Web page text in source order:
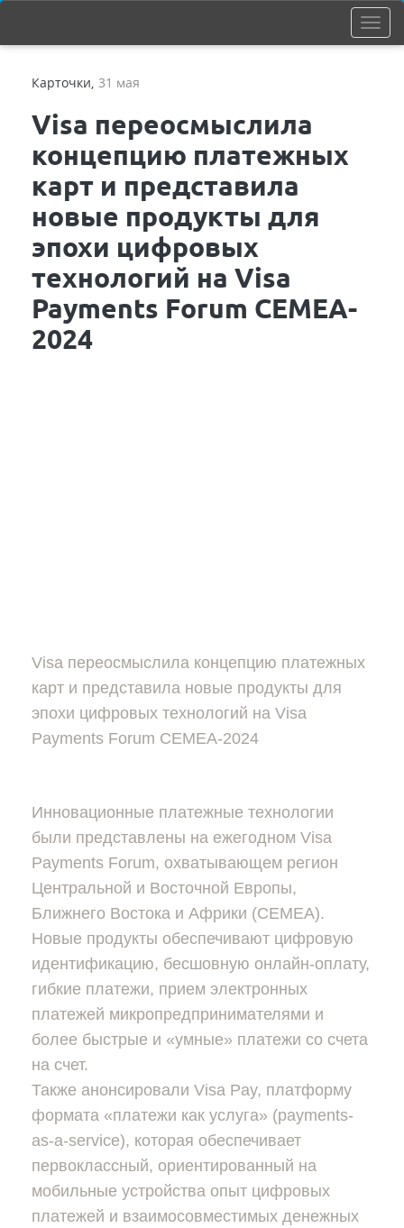
Карточки, 31 мая
Visa переосмыслила
концепцию платежных
карт и представила
новые продукты для
эпохи цифровых
технологий на Visa
Payments Forum CEMEA-
2024
Visa переосмыслила концепцию платежных
карт и представила новые продукты для
эпохи цифровых технологий на Visa
Payments Forum CEMEA-2024
Инновационные платежные технологии
были представлены на ежегодном Visa
Payments Forum, охватывающем регион
Центральной и Восточной Европы,
Ближнего Востока и Африки (CEMEA).
Новые продукты обеспечивают цифровую
идентификацию, бесшовную онлайн-оплату,
гибкие платежи, прием электронных
платежей микропредпринимателями и
более быстрые и «умные» платежи со счета
на счет.
Также анонсировали Visa Pay, платформу
формата «платежи как услуга» (payments-
as-a-service), которая обеспечивает
первоклассный, ориентированный на
мобильные устройства опыт цифровых
платежей и взаимосовместимых денежных